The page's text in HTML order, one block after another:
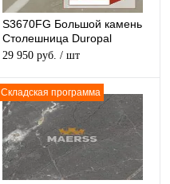
S3670FG Большой камень
Столешница Duropal
матовая
29 950 руб. / шт
Складская программа